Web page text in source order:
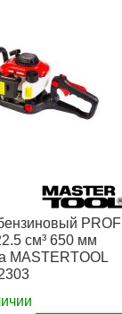
PROFI
см³ 650 мм
MASTERTOOL